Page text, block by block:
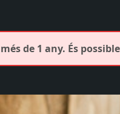
de 1 any. És